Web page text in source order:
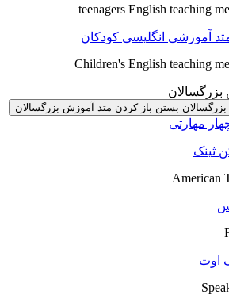
teenagers English teaching
آموزشی انگلیسی کودکان
Children's English teaching
بستن باز کردن متد آموزش بزرگسالان
مهارتی
ثینک
American
اوت